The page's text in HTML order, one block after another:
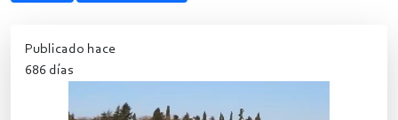
Publicado hace
686 días